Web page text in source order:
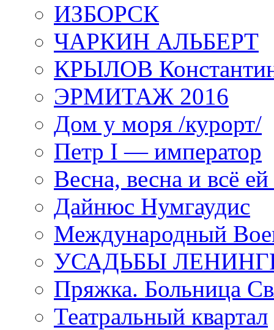
ИЗБОРСК
ЧАРКИН АЛЬБЕРТ
КРЫЛОВ
ЭРМИТАЖ 2016
Дом у моря /курорт/
Петр I — император
Весна, весна и всё
Дайнюс Нумгаудис
Международный
УСАДЬБЫ
Пряжка. Больница
Театральный квартал